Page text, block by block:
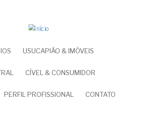
USUCAPIÃO & IMÓVEIS
CÍVEL & CONSUMIDOR
PERFIL PROFISSIONAL CONTATO